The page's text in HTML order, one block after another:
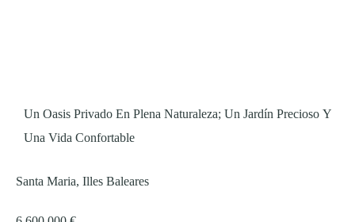
Un Oasis Privado En Plena Naturaleza; Un Jardín Precioso Y
Una Vida Confortable
Santa Maria, Illes Baleares